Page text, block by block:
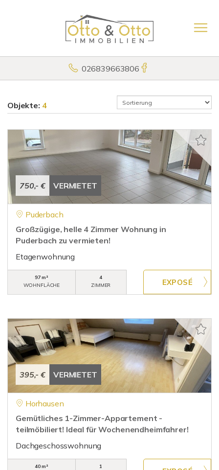
026839663806
Objekte: 4
750,- € VERMIETET
Puderbach
Großzügige, helle 4 Zimmer Wohnung in
Puderbach zu vermieten!
Etagenwohnung
97 m²
WOHNFLÄCHE
4
ZIMMER
395,- € VERMIETET
Horhausen
Gemütliches 1-Zimmer-Appartement -
teilmöbiliert! Ideal für Wochenendheimfahrer!
Dachgeschosswohnung
40 m²
1